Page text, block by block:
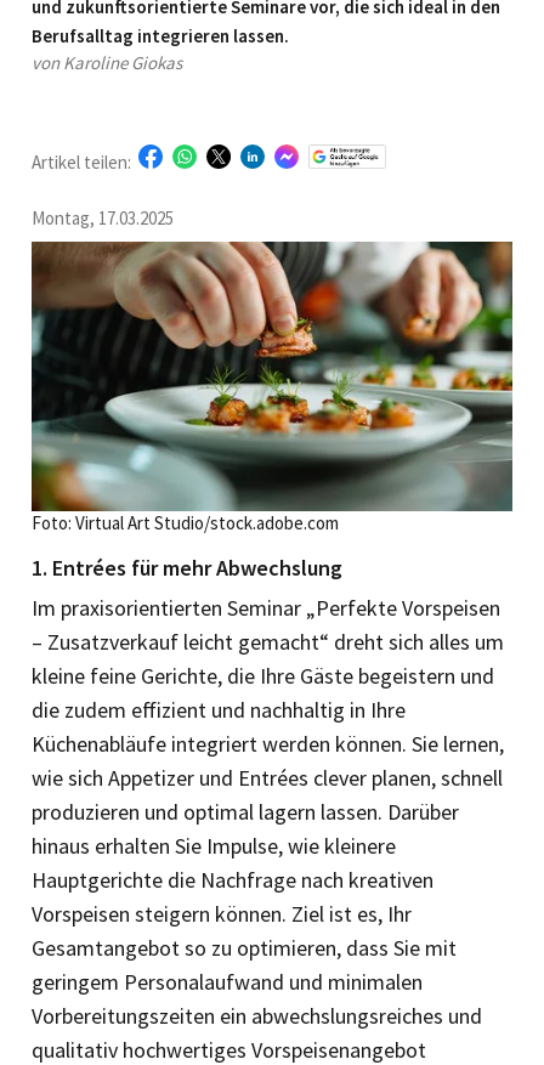
und zukunftsorien­tierte Seminare vor, die sich ideal in den
Berufsalltag integrieren lassen.
von Karoline Giokas
Montag, 17.03.2025
Artikel teilen:
Foto: Virtual Art Studio/stock.adobe.com
1. Entrées für mehr Abwechslung
Im praxisorientierten Seminar „Perfekte Vorspeisen
– Zusatzverkauf leicht gemacht“ dreht sich alles um
kleine feine Gerichte, die Ihre Gäste begeistern und
die zudem effizient und nachhaltig in Ihre
Küchenabläufe integriert werden können. Sie lernen,
wie sich Appetizer und Entrées clever planen, schnell
produzieren und optimal lagern lassen. Darüber
hinaus erhalten Sie Impulse, wie kleinere
Hauptgerichte die Nachfrage nach kreativen
Vorspeisen steigern können. Ziel ist es, Ihr
Gesamtangebot so zu optimieren, dass Sie mit
geringem Personalaufwand und minimalen
Vorbereitungszeiten ein abwechslungsreiches und
qualitativ hochwertiges Vorspeisenangebot